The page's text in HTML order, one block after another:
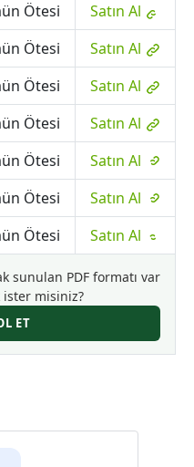
Ötesi
Satın Al
Ötesi
Satın Al
Ötesi
Satın Al
Ötesi
Satın Al
Ötesi
Satın Al
Ötesi
Satın Al
Ötesi Satın Al
sunulan PDF formatı var
ister misiniz?
ET